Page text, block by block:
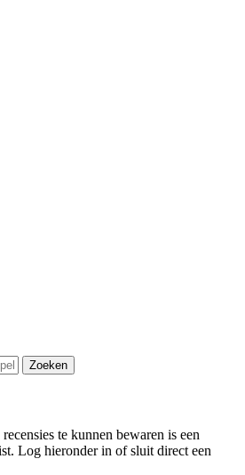
Zoeken
te kunnen bewaren is een
Log hieronder in of sluit direct een